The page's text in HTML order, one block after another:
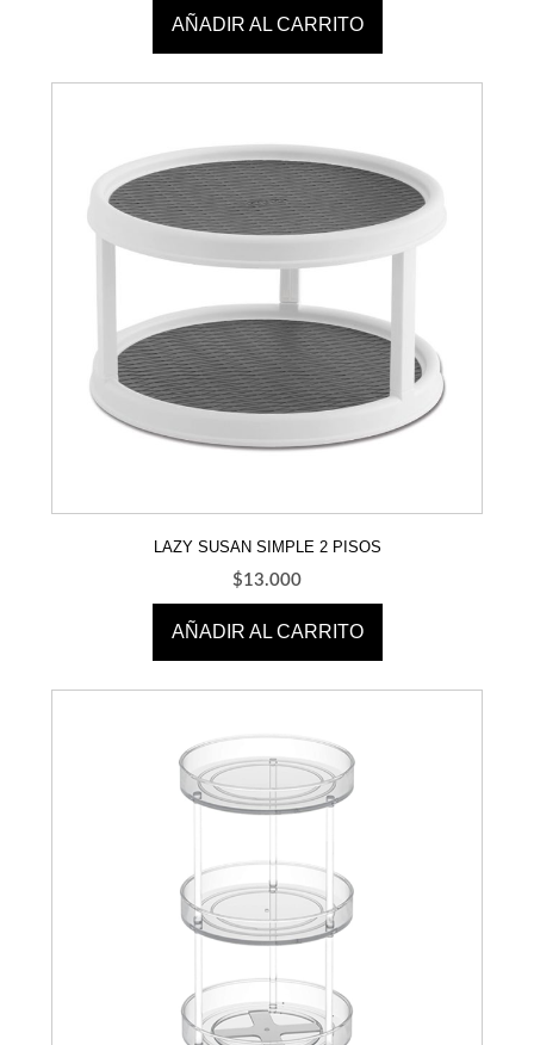
AÑADIR AL CARRITO
LAZY SUSAN SIMPLE 2 PISOS
$13.000
AÑADIR AL CARRITO